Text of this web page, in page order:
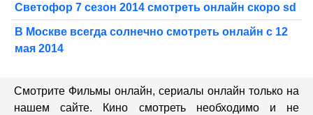
Светофор 7 сезон 2014 смотреть онлайн скоро sd
В Москве всегда солнечно смотреть онлайн с 12
мая 2014
Смотрите Фильмы онлайн, сериалы онлайн только на
нашем сайте. Кино смотреть необходимо и не